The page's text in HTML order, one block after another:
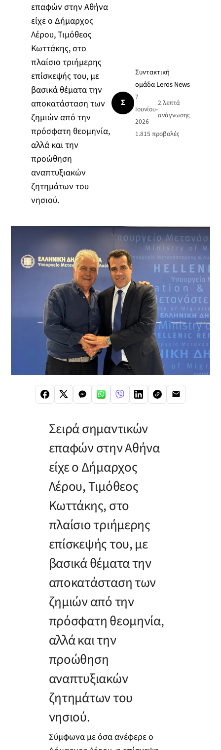
επαφών στην Αθήνα
είχε ο Δήμαρχος
Λέρου, Τιμόθεος
Κωττάκης, στο
πλαίσιο τριήμερης
επίσκεψής του, με
βασικά θέματα την
αποκατάσταση των
ζημιών από την
πρόσφατη θεομηνία,
αλλά και την
προώθηση
αναπτυξιακών
ζητημάτων του
νησιού.
Σ
Συντακτική
ομάδα Leros News
7
Ιουνίου
2026
•
2 λεπτά
ανάγνωσης
1.815 προβολές
Σειρά σημαντικών
επαφών στην Αθήνα
είχε ο Δήμαρχος
Λέρου, Τιμόθεος
Κωττάκης, στο
πλαίσιο τριήμερης
επίσκεψής του, με
βασικά θέματα την
αποκατάσταση των
ζημιών από την
πρόσφατη θεομηνία,
αλλά και την
προώθηση
αναπτυξιακών
ζητημάτων του
νησιού.
Σύμφωνα με όσα ανέφερε ο